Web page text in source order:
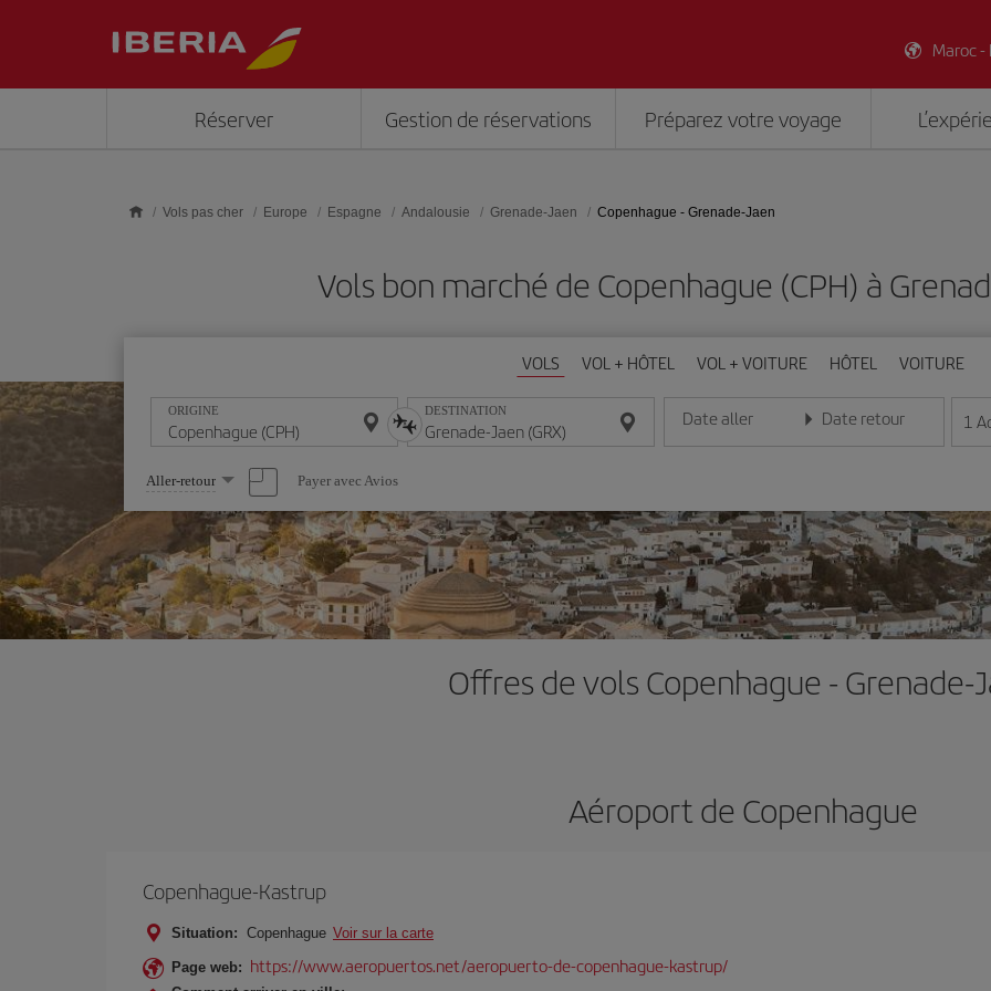
Maroc -
Réserver Gestion de réservations Préparez votre voyage
Vols pas cher Europe Espagne Andalousie Grenade-Jaen Copenhague - Grenade-Jaen
Vols bon marché de Copenhague (CPH) à
VOLS VOL + HÔTEL VOL + VOITURE HÔTEL VOITURE
ORIGINE DESTINATION Date aller
Entrez la date au format jour/mois/année
Date retour
Entrez la date au format 1
Sélectionnez
une
option
Aller-retour Payer avec Avios
Offres de vols Copenhague - Grenade-
Aéroport de Copenhague
Copenhague-Kastrup
Situation: Copenhague Voir sur la carte
Page web: https://www.aeropuertos.net/aeropuerto-de-copenhague-kastrup/